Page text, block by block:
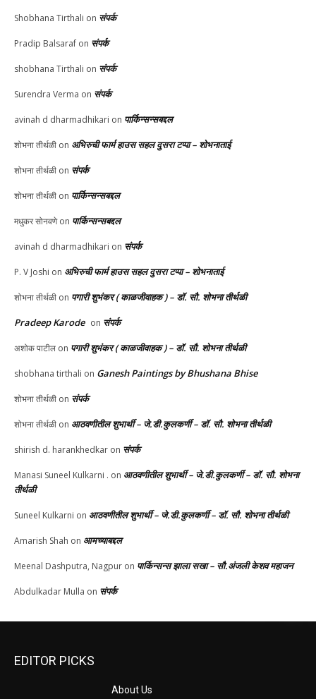
Shobhana Tirthali on संपर्क
Pradip Balsaraf on संपर्क
shobhana Tirthali on संपर्क
Surendra Verma on संपर्क
avinah d dharmadhikari on पार्किन्सन्सबद्दल
शोभना तीर्थळी on अभिरुची फार्म हाउस सहल दुसरा टप्पा – शोभनाताई
शोभना तीर्थळी on संपर्क
शोभना तीर्थळी on पार्किन्सन्सबद्दल
मधुकर सोनवणेon पार्किन्सन्सबद्दल
avinah d dharmadhikari on संपर्क
P. V Joshi on अभिरुची फार्म हाउस सहल दुसरा टप्पा – शोभनाताई
शोभना तीर्थळी on पगारी शुभंकर ( काळजीवाहक ) – डॉ. सौ. शोभना तीर्थळी
Pradeep Karode on संपर्क
अशोक पाटील on पगारी शुभंकर ( काळजीवाहक ) – डॉ. सौ. शोभना तीर्थळी
shobhana tirthali on Ganesh Paintings by Bhushana Bhise
शोभना तीर्थळी on संपर्क
शोभना तीर्थळी on आठवणीतील शुभार्थी – जे.डी.कुलकर्णी – डॉ. सौ. शोभना तीर्थळी
shirish d. harankhedkar on संपर्क
Manasi Suneel Kulkarni . on आठवणीतील शुभार्थी – जे.डी.कुलकर्णी – डॉ. सौ. शोभना
तीर्थळी
Suneel Kulkarni on आठवणीतील शुभार्थी – जे.डी.कुलकर्णी – डॉ. सौ. शोभना तीर्थळी
Amarish Shah on आमच्याबद्दल
Meenal Dashputra, Nagpur on पार्किन्सन्स झाला सखा – सौ.अंजली केशव महाजन
Abdulkadar Mulla on संपर्क
EDITOR PICKS
About Us